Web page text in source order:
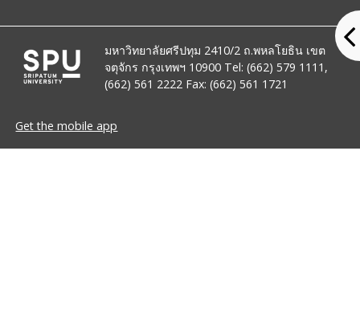
มหาวิทยาลัยศรีปทุม 2410/2 ถ.พหลโยธิน เขต
จตุจักร กรุงเทพฯ 10900 Tel: (662) 579 1111,
(662) 561 2222 Fax: (662) 561 1721
Get the mobile app